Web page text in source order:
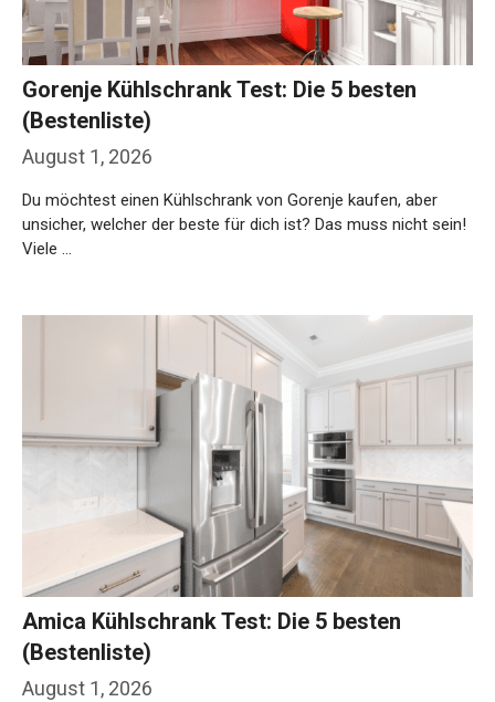
August 1, 2026
Gorenje Kühlschrank Test: Die 5 besten
(Bestenliste)
Du möchtest einen Kühlschrank von Gorenje kaufen, aber
unsicher, welcher der beste für dich ist? Das muss nicht sein!
Viele …
August 1, 2026
Amica Kühlschrank Test: Die 5 besten
(Bestenliste)